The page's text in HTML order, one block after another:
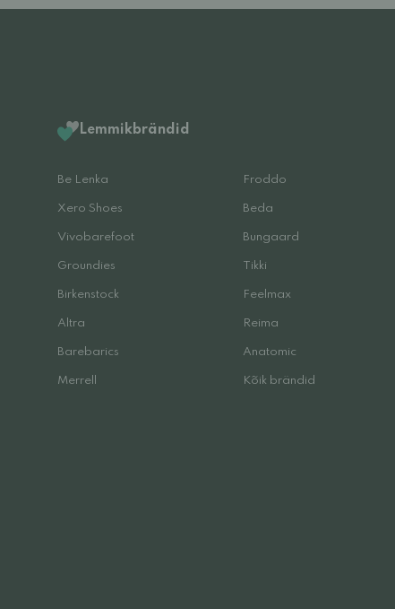
Lemmikbrändid
Be Lenka Froddo
Xero Shoes Beda
Vivobarefoot Bungaard
Groundies Tikki
Birkenstock Feelmax
Altra Reima
Barebarics Anatomic
Merrell Kõik brändid